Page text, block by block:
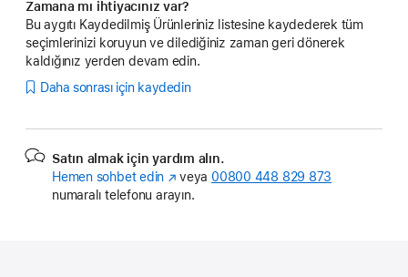
Zamana mı ihtiyacınız var?
Bu aygıtı Kaydedilmiş Ürünleriniz listesine kaydederek tüm
seçimlerinizi koruyun ve dilediğiniz zaman geri dönerek
kaldığınız yerden devam edin.
Daha sonrası için kaydedin
Satın almak için yardım alın.
Hemen sohbet edin (Yeni
pencerede
veya 00800 448 829 873
numaralı telefonu arayın.